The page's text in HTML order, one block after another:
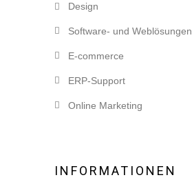
Design
Software- und Weblösungen
E-commerce
ERP-Support
Online Marketing
INFORMATIONEN